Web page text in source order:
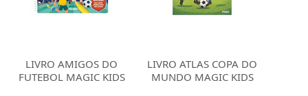
LIVRO AMIGOS DO
FUTEBOL MAGIC KIDS
LIVRO ATLAS COPA DO
MUNDO MAGIC KIDS